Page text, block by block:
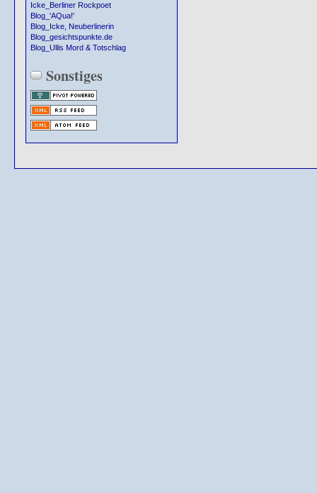
Icke_Berliner Rockpoet
Blog_'AQua!'
Blog_Icke, Neuberlinerin
Blog_gesichtspunkte.de
Blog_Ullis Mord & Totschlag
Sonstiges